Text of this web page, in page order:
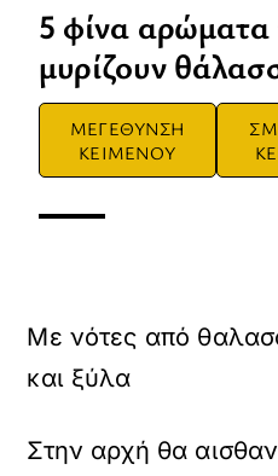
5 φίνα αρώματα
μυρίζουν
ΜΕΓΕΘΥΝΣΗ
ΚΕΙΜΕΝΟΥ
Με νότες από
και ξύλα
Στην αρχή θα